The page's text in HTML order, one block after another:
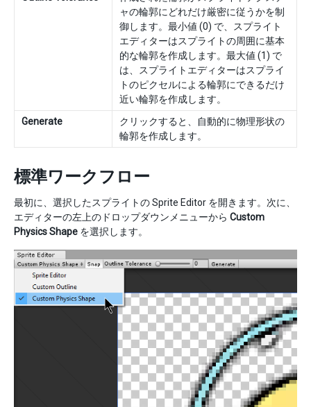
ャの輪郭にどれだけ厳密に従うかを制
御します。最小値 (0) で、スプライト
エディターはスプライトの周囲に基本
的な輪郭を作成します。最大値 (1) で
は、スプライトエディターはスプライ
トのピクセルによる輪郭にできるだけ
近い輪郭を作成します。
Generate
クリックすると、自動的に物理形状の
輪郭を作成します。
標準ワークフロー
最初に、選択したスプライトの Sprite Editor を開きます。次に、
エディターの左上のドロップダウンメニューから Custom
Physics Shape を選択します。